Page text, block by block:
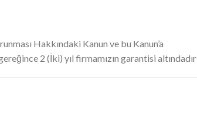
Hakkındaki Kanun ve bu Kanun’a
2 (İki) yıl firmamızın garantisi altındadır